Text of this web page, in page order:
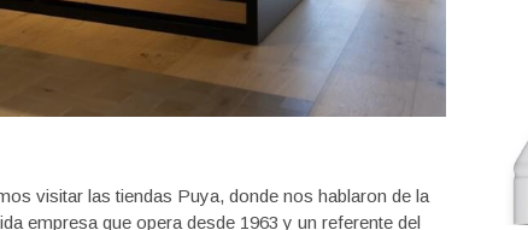
visitar las tiendas Puya, donde nos hablaron de la
empresa que opera desde 1963 y un referente del